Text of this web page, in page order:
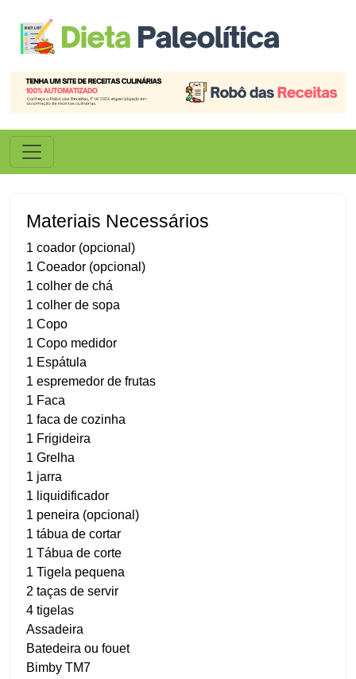
Materiais Necessários
1 coador (opcional)
1 Coeador (opcional)
1 colher de chá
1 colher de sopa
1 Copo
1 Copo medidor
1 Espátula
1 espremedor de frutas
1 Faca
1 faca de cozinha
1 Frigideira
1 Grelha
1 jarra
1 liquidificador
1 peneira (opcional)
1 tábua de cortar
1 Tábua de corte
1 Tigela pequena
2 taças de servir
4 tigelas
Assadeira
Batedeira ou fouet
Bimby TM7